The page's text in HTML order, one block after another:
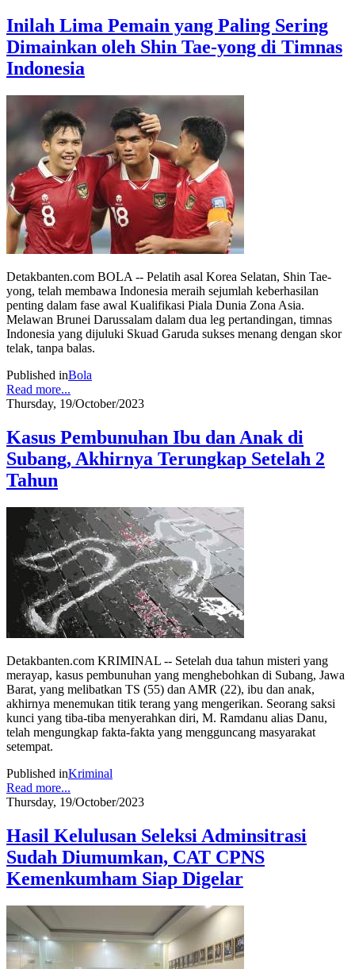
Inilah Lima Pemain yang Paling Sering
Dimainkan oleh Shin Tae-yong di Timnas
Indonesia
Detakbanten.com BOLA -- Pelatih asal Korea Selatan, Shin Tae-
yong, telah membawa Indonesia meraih sejumlah keberhasilan
penting dalam fase awal Kualifikasi Piala Dunia Zona Asia.
Melawan Brunei Darussalam dalam dua leg pertandingan, timnas
Indonesia yang dijuluki Skuad Garuda sukses menang dengan skor
telak, tanpa balas.
Published inBola
Read more...
Thursday, 19/October/2023
Kasus Pembunuhan Ibu dan Anak di
Subang, Akhirnya Terungkap Setelah 2
Tahun
Detakbanten.com KRIMINAL -- Setelah dua tahun misteri yang
merayap, kasus pembunuhan yang menghebohkan di Subang, Jawa
Barat, yang melibatkan TS (55) dan AMR (22), ibu dan anak,
akhirnya menemukan titik terang yang mengerikan. Seorang saksi
kunci yang tiba-tiba menyerahkan diri, M. Ramdanu alias Danu,
telah mengungkap fakta-fakta yang mengguncang masyarakat
setempat.
Published inKriminal
Read more...
Thursday, 19/October/2023
Hasil Kelulusan Seleksi Adminsitrasi
Sudah Diumumkan, CAT CPNS
Kemenkumham Siap Digelar